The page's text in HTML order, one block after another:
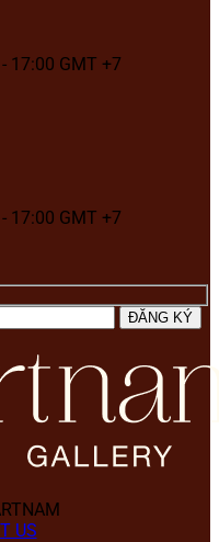
17:00 GMT +7
17:00 GMT +7
US